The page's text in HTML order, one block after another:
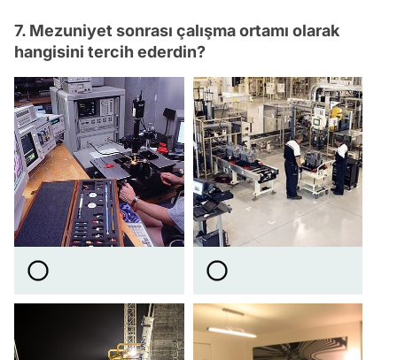
7. Mezuniyet sonrası çalışma ortamı olarak
hangisini tercih ederdin?